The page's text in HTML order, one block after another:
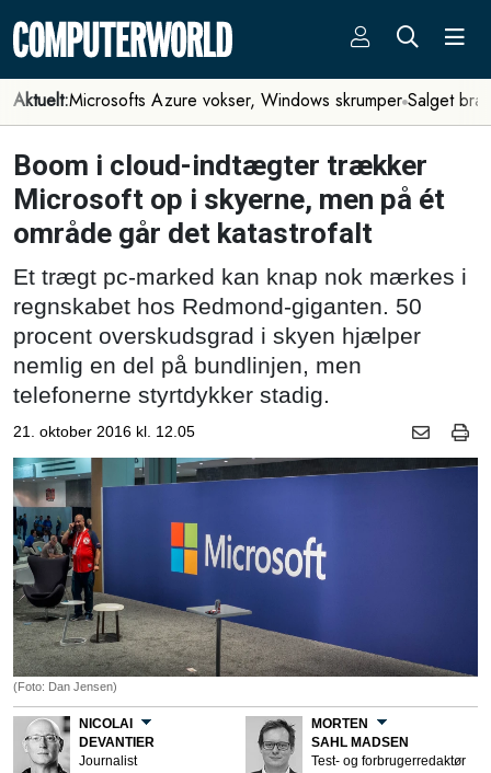
Aktuelt:Microsofts Azure vokser, Windows skrumper Salget
Boom i cloud-indtægter trækker
Microsoft op i skyerne, men på ét
område går det katastrofalt
Et trægt pc-marked kan knap nok mærkes i
regnskabet hos Redmond-giganten. 50
procent overskudsgrad i skyen hjælper
nemlig en del på bundlinjen, men
telefonerne styrtdykker stadig.
21. oktober 2016 kl. 12.05
(Foto: Dan Jensen)
NICOLAI
DEVANTIER
Journalist
MORTEN
SAHL MADSEN
Test- og forbrugerredaktør